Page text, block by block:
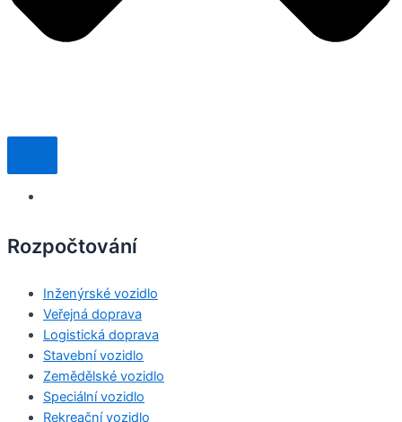
Rozpočtování
Inženýrské vozidlo
Veřejná doprava
Logistická doprava
Stavební vozidlo
Zemědělské vozidlo
Speciální vozidlo
Rekreační vozidlo